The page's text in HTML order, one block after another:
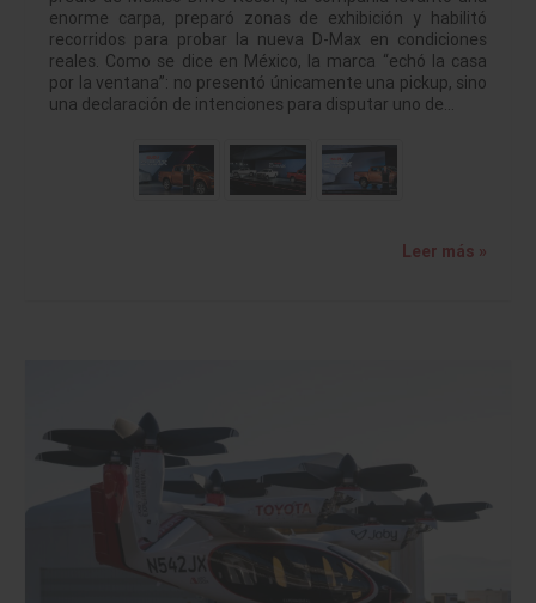
enorme carpa, preparó zonas de exhibición y habilitó
recorridos para probar la nueva D-Max en condiciones
reales. Como se dice en México, la marca “echó la casa
por la ventana”: no presentó únicamente una pickup, sino
una declaración de intenciones para disputar uno de…
Leer más »